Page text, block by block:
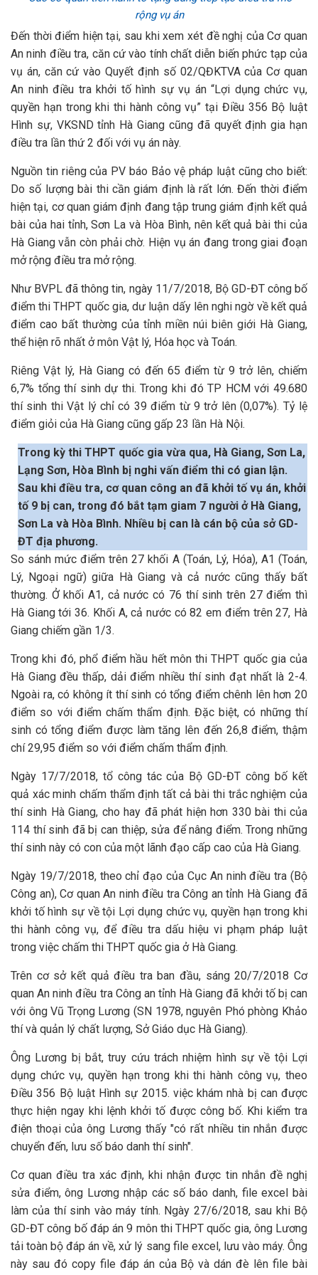
rộng vụ án
Đến thời điểm hiện tại, sau khi xem xét đề nghị của Cơ quan
An ninh điều tra, căn cứ vào tính chất diễn biến phức tạp của
vụ án, căn cứ vào Quyết định số 02/QĐKTVA của Cơ quan
An ninh điều tra khởi tố hình sự vụ án “Lợi dụng chức vụ,
quyền hạn trong khi thi hành công vụ” tại Điều 356 Bộ luật
Hình sự, VKSND tỉnh Hà Giang cũng đã quyết định gia hạn
điều tra lần thứ 2 đối với vụ án này.
Nguồn tin riêng của PV báo Bảo vệ pháp luật cũng cho biết:
Do số lượng bài thi cần giám định là rất lớn. Đến thời điểm
hiện tại, cơ quan giám định đang tập trung giám định kết quả
bài của hai tỉnh, Sơn La và Hòa Bình, nên kết quả bài thi của
Hà Giang vẫn còn phải chờ. Hiện vụ án đang trong giai đoạn
mở rộng điều tra mở rộng.
Như BVPL đã thông tin, ngày 11/7/2018, Bộ GD-ĐT công bố
điểm thi THPT quốc gia, dư luận dấy lên nghi ngờ về kết quả
điểm cao bất thường của tỉnh miền núi biên giới Hà Giang,
thể hiện rõ nhất ở môn Vật lý, Hóa học và Toán.
Riêng Vật lý, Hà Giang có đến 65 điểm từ 9 trở lên, chiếm
6,7% tổng thí sinh dự thi. Trong khi đó TP HCM với 49.680
thí sinh thi Vật lý chỉ có 39 điểm từ 9 trở lên (0,07%). Tỷ lệ
điểm giỏi của Hà Giang cũng gấp 23 lần Hà Nội.
Trong kỳ thi THPT quốc gia vừa qua, Hà Giang, Sơn La,
Lạng Sơn, Hòa Bình bị nghi vấn điểm thi có gian lận.
Sau khi điều tra, cơ quan công an đã khởi tố vụ án, khởi
tố 9 bị can, trong đó bắt tạm giam 7 người ở Hà Giang,
Sơn La và Hòa Bình. Nhiều bị can là cán bộ của sở GD-
ĐT địa phương.
So sánh mức điểm trên 27 khối A (Toán, Lý, Hóa), A1 (Toán,
Lý, Ngoại ngữ) giữa Hà Giang và cả nước cũng thấy bất
thường. Ở khối A1, cả nước có 76 thí sinh trên 27 điểm thì
Hà Giang tới 36. Khối A, cả nước có 82 em điểm trên 27, Hà
Giang chiếm gần 1/3.
Trong khi đó, phổ điểm hầu hết môn thi THPT quốc gia của
Hà Giang đều thấp, dải điểm nhiều thí sinh đạt nhất là 2-4.
Ngoài ra, có không ít thí sinh có tổng điểm chênh lên hơn 20
điểm so với điểm chấm thẩm định. Đặc biệt, có những thí
sinh có tổng điểm được làm tăng lên đến 26,8 điểm, thậm
chí 29,95 điểm so với điểm chấm thẩm định.
Ngày 17/7/2018, tổ công tác của Bộ GD-ĐT công bố kết
quả xác minh chấm thẩm định tất cả bài thi trắc nghiệm của
thí sinh Hà Giang, cho hay đã phát hiện hơn 330 bài thi của
114 thí sinh đã bị can thiệp, sửa để nâng điểm. Trong những
thí sinh này có con của một lãnh đạo cấp cao của Hà Giang.
Ngày 19/7/2018, theo chỉ đạo của Cục An ninh điều tra (Bộ
Công an), Cơ quan An ninh điều tra Công an tỉnh Hà Giang đã
khởi tố hình sự về tội Lợi dụng chức vụ, quyền hạn trong khi
thi hành công vụ, để điều tra dấu hiệu vi phạm pháp luật
trong việc chấm thi THPT quốc gia ở Hà Giang.
Trên cơ sở kết quả điều tra ban đầu, sáng 20/7/2018 Cơ
quan An ninh điều tra Công an tỉnh Hà Giang đã khởi tố bị can
với ông Vũ Trọng Lương (SN 1978, nguyên Phó phòng Khảo
thí và quản lý chất lượng, Sở Giáo dục Hà Giang).
Ông Lương bị bắt, truy cứu trách nhiệm hình sự về tội Lợi
dụng chức vụ, quyền hạn trong khi thi hành công vụ, theo
Điều 356 Bộ luật Hình sự 2015. việc khám nhà bị can được
thực hiện ngay khi lệnh khởi tố được công bố. Khi kiểm tra
điện thoại của ông Lương thấy "có rất nhiều tin nhắn được
chuyển đến, lưu số báo danh thí sinh".
Cơ quan điều tra xác định, khi nhận được tin nhắn đề nghị
sửa điểm, ông Lương nhập các số báo danh, file excel bài
làm của thí sinh vào máy tính. Ngày 27/6/2018, sau khi Bộ
GD-ĐT công bố đáp án 9 môn thi THPT quốc gia, ông Lương
tải toàn bộ đáp án về, xử lý sang file excel, lưu vào máy. Ông
này sau đó copy file đáp án của Bộ và dán đè lên file bài